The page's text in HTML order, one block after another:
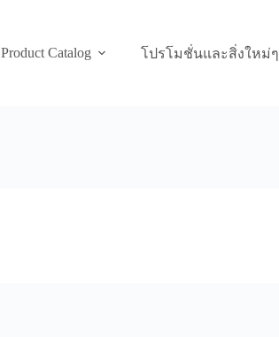
Product Catalog
โปรโมชั่นและสิ่งใหม่ๆ